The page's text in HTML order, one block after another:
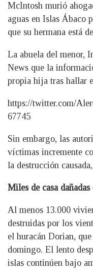
McIntosh murió
aguas en Islas Ábaco
que su hermana está
La abuela del menor,
News que la
propia hija tras hallar
https://twitter.com/
67745
Sin embargo, las
víctimas incremente
la destrucción
Miles de casa
Al menos 13.000
destruidas por los
el huracán Dorian,
domingo. El lento
islas continúen bajo